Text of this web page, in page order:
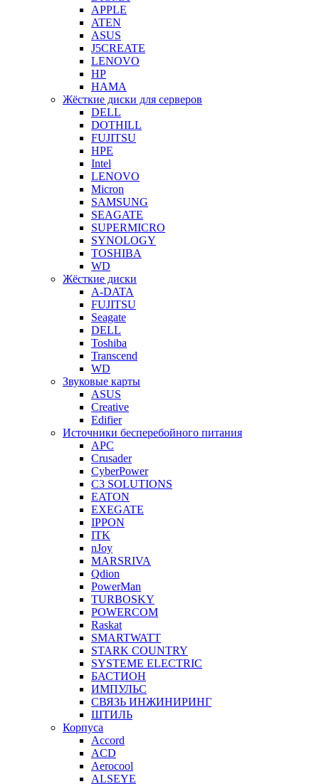
APPLE
ATEN
ASUS
J5CREATE
LENOVO
HP
HAMA
Жёсткие диски для серверов
DELL
DOTHILL
FUJITSU
HPE
Intel
LENOVO
Micron
SAMSUNG
SEAGATE
SUPERMICRO
SYNOLOGY
TOSHIBA
WD
Жёсткие диски
A-DATA
FUJITSU
Seagate
DELL
Toshiba
Transcend
WD
Звуковые карты
ASUS
Creative
Edifier
Источники бесперебойного питания
APC
Crusader
CyberPower
C3 SOLUTIONS
EATON
EXEGATE
IPPON
ITK
nJoy
MARSRIVA
Qdion
PowerMan
TURBOSKY
POWERCOM
Raskat
SMARTWATT
STARK COUNTRY
SYSTEME ELECTRIC
БАСТИОН
ИМПУЛЬС
СВЯЗЬ ИНЖИНИРИНГ
ШТИЛЬ
Корпуса
Accord
ACD
Aerocool
ALSEYE